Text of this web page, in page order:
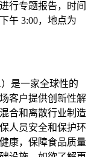
行专题报告，时间
午 3:00，地点为
是一家全球性的
客户提供创新性解
合和离散行业制造
人员安全和保护环
康，保障食品质量